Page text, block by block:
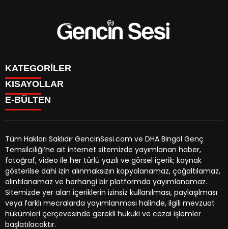
KATEGORİLER
GENÇ
BİNGÖL
ÖZEL HABER
EKONOMİ
YEREL HABERLER
CANLI BORSA
KÜNYE
İLETİŞİM
KISAYOLLAR
BURÇLAR
CANLI TV
HAVA DURUMU
NÖBETÇİ ECZANELER
TRAFİK DURUMU
YEREL HABERLER
GAZETELER
E-BÜLTEN
gencinsesi.com e-bültenine abone olarak, tarafınıza haber,
duyuru ve kampanya içerikli e-postaların gönderilmesini
kabul etmiş olursunuz.
Tüm Hakları Saklıdır GencinSesi.com ve DHA Bingöl Genç
Temsilciliği’ne ait internet sitemizde yayımlanan haber,
fotoğraf, video ile her türlü yazılı ve görsel içerik; kaynak
gösterilse dahi izin alınmaksızın kopyalanamaz, çoğaltılamaz,
alıntılanamaz ve herhangi bir platformda yayımlanamaz.
Sitemizde yer alan içeriklerin izinsiz kullanılması, paylaşılması
veya farklı mecralarda yayımlanması halinde, ilgili mevzuat
hükümleri çerçevesinde gerekli hukuki ve cezai işlemler
başlatılacaktır.